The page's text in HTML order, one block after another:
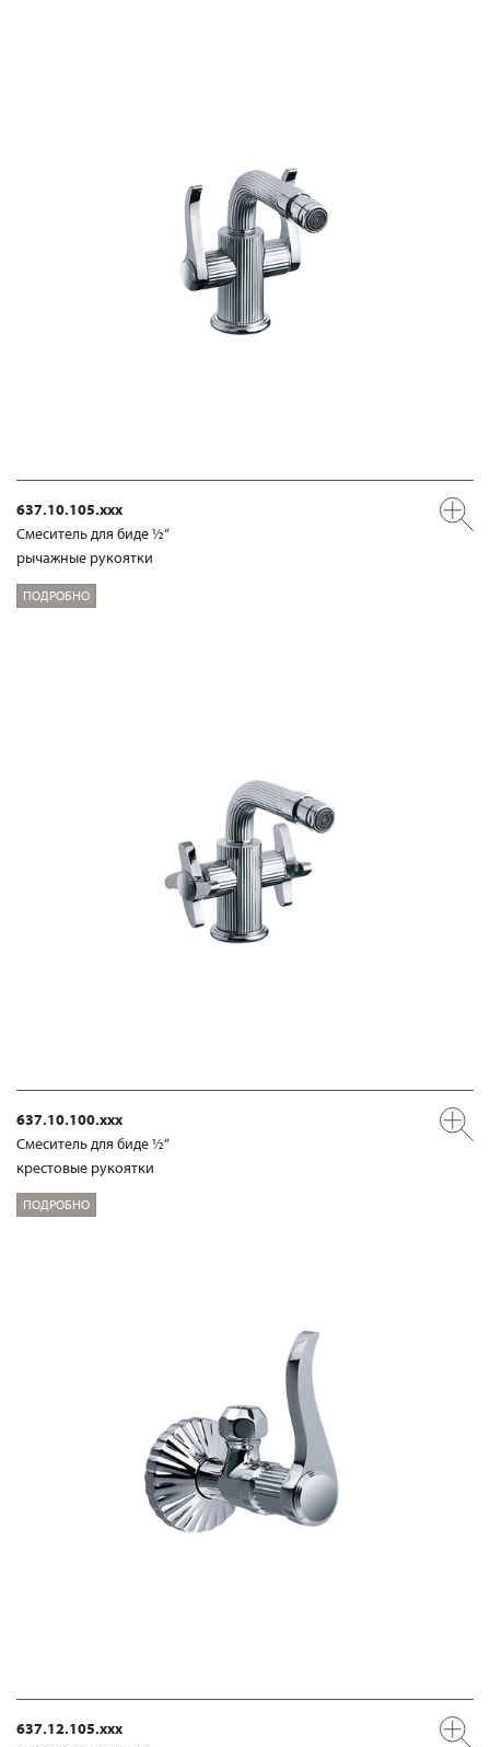
637.10.105.xxx
Смеситель для биде ½“
рычажные рукоятки
ПОДРОБНО
637.10.100.xxx
Смеситель для биде ½“
крестовые рукоятки
ПОДРОБНО
637.12.105.xxx